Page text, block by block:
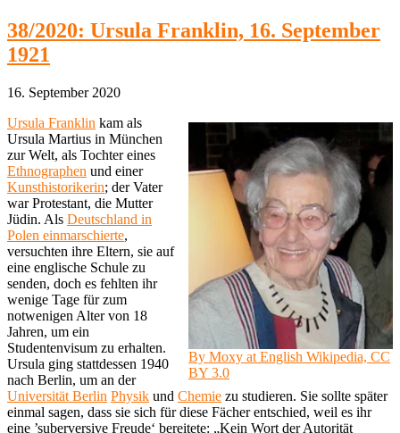
38/2020: Ursula Franklin, 16. September
1921
16. September 2020
By Moxy at English Wikipedia, CC
BY 3.0
Ursula Franklin kam als
Ursula Martius in München
zur Welt, als Tochter eines
Ethnographen und einer
Kunsthistorikerin; der Vater
war Protestant, die Mutter
Jüdin. Als Deutschland in
Polen einmarschierte,
versuchten ihre Eltern, sie auf
eine englische Schule zu
senden, doch es fehlten ihr
wenige Tage für zum
notwenigen Alter von 18
Jahren, um ein
Studentenvisum zu erhalten.
Ursula ging stattdessen 1940
nach Berlin, um an der
Universität Berlin Physik und Chemie zu studieren. Sie sollte später
einmal sagen, dass sie sich für diese Fächer entschied, weil es ihr
eine ’suberversive Freude‘ bereitete: „Kein Wort der Autorität